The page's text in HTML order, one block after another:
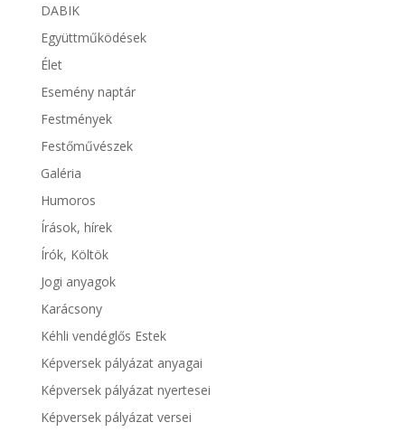
DABIK
Együttműködések
Élet
Esemény naptár
Festmények
Festőművészek
Galéria
Humoros
Írások, hírek
Írók, Költök
Jogi anyagok
Karácsony
Kéhli vendéglős Estek
Képversek pályázat anyagai
Képversek pályázat nyertesei
Képversek pályázat versei